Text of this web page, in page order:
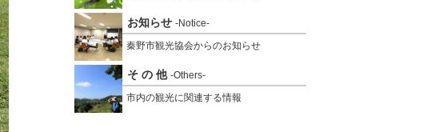
お知らせ-Notice-
秦野市観光協会からのお知らせ
そ の 他-Others-
市内の観光に関連する情報